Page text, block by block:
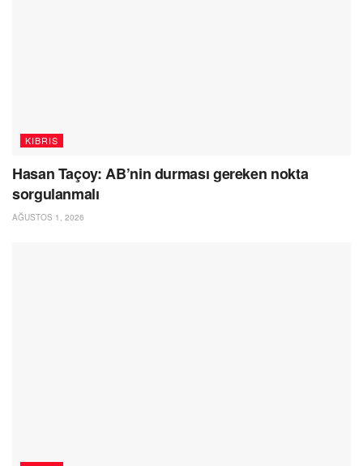
KIBRIS
Hasan Taçoy: AB’nin durması gereken nokta
sorgulanmalı
AĞUSTOS 1, 2026